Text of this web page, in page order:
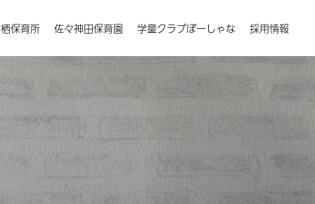
保育所 佐々神田保育園 学童クラブぽーしゃな 採用情報